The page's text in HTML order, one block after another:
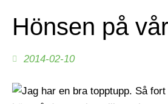
Hönsen på
2014-02-10